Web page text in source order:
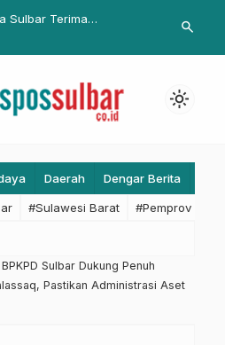
Wagub Sulbar Tinjau Pasar
Beban Masyarakat
search
light_mode
Daerah Dengar Berita
#Sulawesi Barat #Pemprov
BPKPD Sulbar Dukung Penuh
Pastikan Administrasi Aset